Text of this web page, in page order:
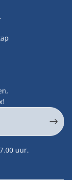
uur.